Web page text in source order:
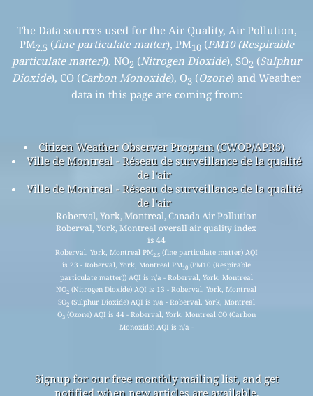
The Data sources used for the Air Quality, Air Pollution,
PM2.5 (fine particulate matter), PM10(PM10 (Respirable
particulate matter)), NO2 (Nitrogen Dioxide), SO2 (Sulphur
Dioxide), CO (Carbon Monoxide), O3 (Ozone) and Weather
data in this page are coming from:
Citizen Weather Observer Program (CWOP/APRS)
Ville de Montreal - Réseau de surveillance de la qualité
de l'air
Ville de Montreal - Réseau de surveillance de la qualité
de l'air
Roberval, York, Montreal, Canada Air Pollution
Roberval, York, Montreal overall air quality index
is 44
Roberval, York, Montreal PM2.5(fine particulate matter) AQI
is 23 - Roberval, York, Montreal PM10(PM10 (Respirable
particulate matter)) AQI is n/a - Roberval, York, Montreal
NO2 (Nitrogen Dioxide) AQI is 13 - Roberval, York, Montreal
SO2(Sulphur Dioxide) AQI is n/a - Roberval, York, Montreal
O3(Ozone) AQI is 44 - Roberval, York, Montreal CO (Carbon
Monoxide) AQI is n/a -
Signup for our free monthly mailing list, and get
notified when new articles are available.